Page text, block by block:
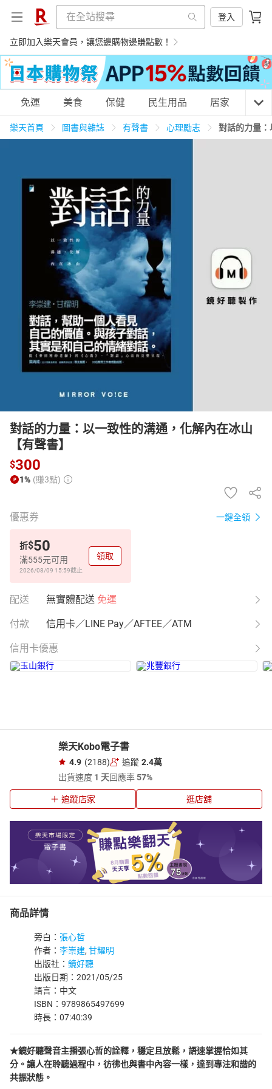
登入
立即加入樂天會員，讓您邊購物邊賺點數！
購物網分類
居家生活 3C家電 運動休閒
男裝 化妝保養 情趣用品
日本購物 電子/紙本書
HOT
免運 美食 保健 民生用品 居家 3C
樂天首頁 圖書與雜誌 有聲書 心理勵志 對話的力量
對話的力量：以一致性的溝通，化解內在冰山
【有聲書】
$300
1% (賺3點)
優惠券 一鍵全領
折$50
滿555元可用
2026/08/09 15:59截止
領取
配送 無實體配送 免運
付款 信用卡／LINE Pay／AFTEE／ATM
信用卡優惠
樂天Kobo電子書
4.9 (2188) 追蹤 2.4萬
出貨速度 1 天回應率57%
追蹤店家 逛店舖
商品詳情
旁白： 張心哲
作者： 李崇建, 甘耀明
出版社： 鏡好聽
出版日期：2021/05/25
語言：中文
ISBN：9789865497699
時長：07:40:39
★鏡好聽聲音主播張心哲的詮釋，穩定且放鬆，語速掌握恰如其
分。讓人在聆聽過程中，彷彿也與書中內容一樣，達到專注和諧的
共振狀態。